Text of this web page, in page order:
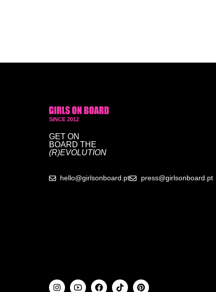
SINCE 2012
GET ON
BOARD THE
(R)EVOLUTION
hello@girlsonboard.pt press@girlsonboard.pt